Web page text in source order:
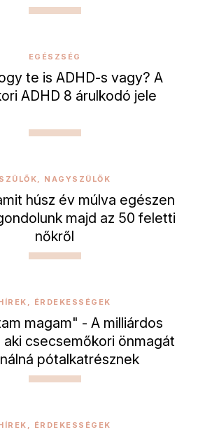
EGÉSZSÉG
te is ADHD-s vagy? A
ADHD 8 árulkodó jele
SZÜLŐK, NAGYSZÜLŐK
húsz év múlva egészen
majd az 50 feletti
nőkről
ÉRDEKESSÉGEK
magam" - A milliárdos
aki csecsemőkori önmagát
pótalkatrésznek
ÉRDEKESSÉGEK